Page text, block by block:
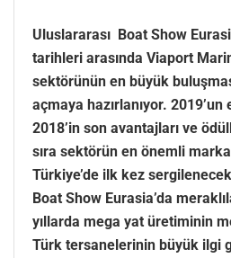
Uluslararası Boat Show
tarihleri arasında Viaport
sektörünün en büyük
açmaya hazırlanıyor. 2019’un
2018’in son avantajları ve
sıra sektörün en önemli
Türkiye’de ilk kez
Boat Show Eurasia’da
yıllarda mega yat üretiminin
Türk tersanelerinin büyük ilgi